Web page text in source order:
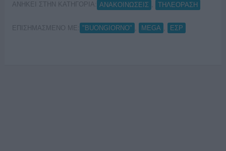
ΑΝΗΚΕΙ ΣΤΗΝ ΚΑΤΗΓΟΡΙΑ: ΑΝΑΚΟΙΝΩΣΕΙΣ ΤΗΛΕΟΡΑΣΗ
ΕΠΙΣΗΜΑΣΜΕΝΟ ΜΕ: "BUONGIORNO" MEGA ΕΣΡ